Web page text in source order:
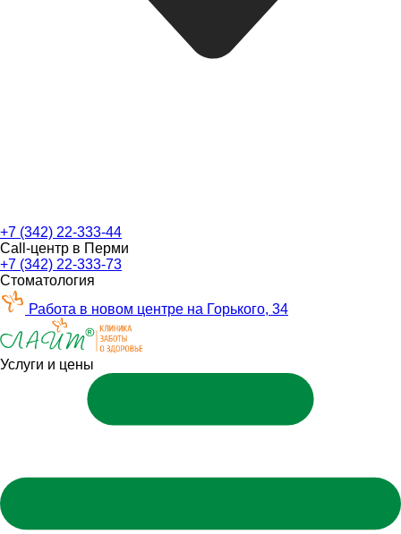
+7 (342) 22-333-44
Call-центр в Перми
+7 (342) 22-333-73
Стоматология
Работа в новом центре на Горького, 34
Услуги и цены